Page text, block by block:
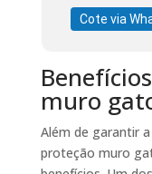
Cote via
muro
Além de garantir
proteção muro